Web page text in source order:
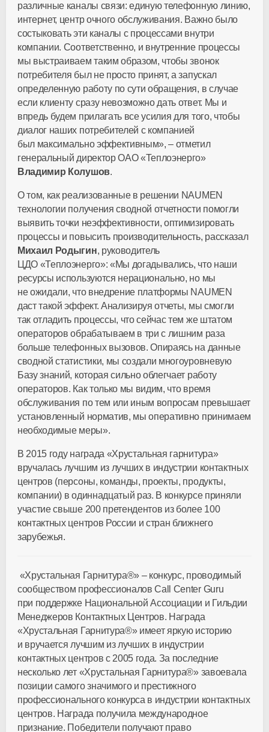
различные каналы связи: единую телефонную линию,
интернет, центр очного обслуживания. Важно было
состыковать эти каналы с процессами внутри
компании. Соответственно, и внутренние процессы
мы выстраиваем таким образом, чтобы звонок
потребителя был не просто принят, а запускал
определенную работу по сути обращения, в случае
если клиенту сразу невозможно дать ответ. Мы и
впредь будем прилагать все усилия для того, чтобы
диалог наших потребителей с компанией
был максимально эффективным», – отметил
генеральный директор ОАО «Теплоэнерго»
Владимир Колушов.
О том, как реализованные в решении NAUMEN
технологии получения сводной отчетности помогли
выявить точки неэффективности, оптимизировать
процессы и повысить производительность, рассказал
Михаил Родыгин, руководитель
ЦДО «Теплоэнерго»: «Мы догадывались, что наши
ресурсы используются нерационально, но мы
не ожидали, что внедрение платформы NAUMEN
даст такой эффект. Анализируя отчеты, мы смогли
так отладить процессы, что сейчас тем же штатом
операторов обрабатываем в три с лишним раза
больше телефонных вызовов. Опираясь на данные
сводной статистики, мы создали многоуровневую
Базу знаний, которая сильно облегчает работу
операторов. Как только мы видим, что время
обслуживания по тем или иным вопросам превышает
установленный норматив, мы оперативно принимаем
необходимые меры».
В 2015 году награда «Хрустальная гарнитура»
вручалась лучшим из лучших в индустрии контактных
центров (персоны, команды, проекты, продукты,
компании) в одиннадцатый раз. В конкурсе приняли
участие свыше 200 претендентов из более 100
контактных центров России и стран ближнего
зарубежья.
«Хрустальная Гарнитура®» – конкурс, проводимый
сообществом профессионалов Call Center Guru
при поддержке Национальной Ассоциации и Гильдии
Менеджеров Контактных Центров. Награда
«Хрустальная Гарнитура®» имеет яркую историю
и вручается лучшим из лучших в индустрии
контактных центров с 2005 года. За последние
несколько лет «Хрустальная Гарнитура®» завоевала
позиции самого значимого и престижного
профессионального конкурса в индустрии контактных
центров. Награда получила международное
признание. Победители получают право